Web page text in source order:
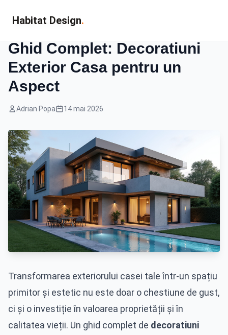
Habitat Design.
Design Exterior
Ghid Complet: Decoratiuni
Exterior Casa pentru un
Aspect
Adrian Popa 14 mai 2026
Transformarea exteriorului casei tale într-un spațiu
primitor și estetic nu este doar o chestiune de gust,
ci și o investiție în valoarea proprietății și în
calitatea vieții. Un ghid complet de decoratiuni